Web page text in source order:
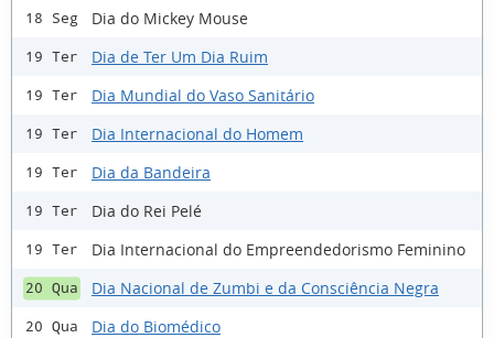
18 Seg Dia do Mickey Mouse
19 Ter Dia de Ter Um Dia Ruim
19 Ter Dia Mundial do Vaso Sanitário
19 Ter Dia Internacional do Homem
19 Ter Dia da Bandeira
19 Ter Dia do Rei Pelé
19 Ter Dia Internacional do Empreendedorismo Feminino
20 Qua Dia Nacional de Zumbi e da Consciência Negra
20 Qua Dia do Biomédico